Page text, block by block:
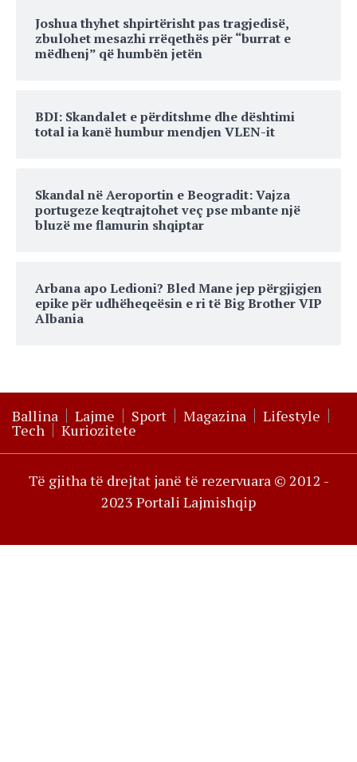
Joshua thyhet shpirtërisht pas tragjedisë,
zbulohet mesazhi rrëqethës për “burrat e
mëdhenj” që humbën jetën
BDI: Skandalet e përditshme dhe dështimi
total ia kanë humbur mendjen VLEN-it
Skandal në Aeroportin e Beogradit: Vajza
portugeze keqtrajtohet veç pse mbante një
bluzë me flamurin shqiptar
Arbana apo Ledioni? Bled Mane jep përgjigjen
epike për udhëheqeësin e ri të Big Brother VIP
Albania
Ballina Lajme Sport Magazina Lifestyle
Tech Kuriozitete
Të gjitha të drejtat janë të rezervuara © 2012 -
2023 Portali Lajmishqip